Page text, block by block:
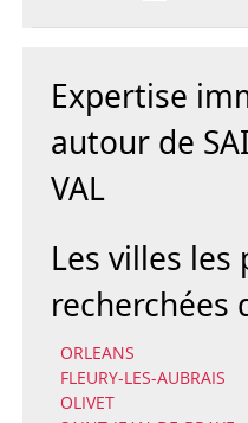
Expertise
autour de
VAL
Les villes les
recherchées
ORLEANS
FLEURY-LES-AUBRAIS
OLIVET